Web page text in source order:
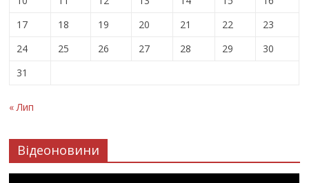
17
18 19 20 21 22
23
24
25 26 27 28 29
30
31
« Лип
Відеоновини